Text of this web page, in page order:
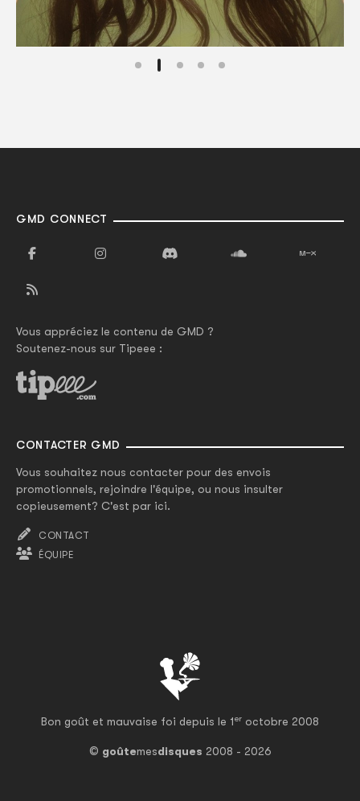
Bon goût et mauvaise foi depuis le 1er octobre 2008
© goûtemesdisques 2008 - 2026
GMD CONNECT
Vous appréciez le contenu de GMD ?
Soutenez-nous sur Tipeee :
CONTACTER GMD
Vous souhaitez nous contacter pour des envois
promotionnels, rejoindre l'équipe, ou nous insulter
copieusement? C'est par ici.
CONTACT
ÉQUIPE